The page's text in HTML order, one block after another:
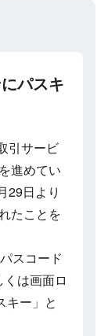
パスキ
引サービ
進めてい
29日より
たことを
スコード
は画面ロ
キー」と